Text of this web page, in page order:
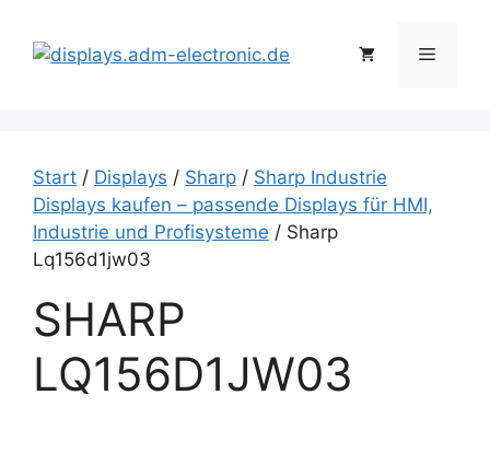
Inhalt
springen
Menü
Start / Displays / Sharp / Sharp Industrie
Displays kaufen – passende Displays für HMI,
Industrie und Profisysteme / Sharp
Lq156d1jw03
SHARP
LQ156D1JW03